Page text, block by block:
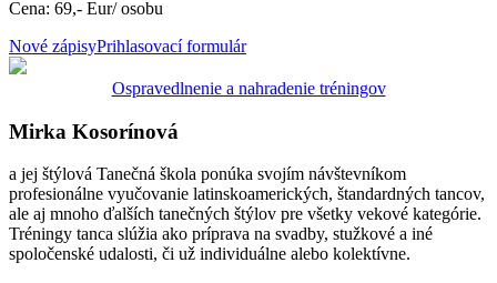
Cena: 69,- Eur/ osobu
Nové zápisyPrihlasovací formulár
Ospravedlnenie a nahradenie tréningov
Mirka Kosorínová
a jej štýlová Tanečná škola ponúka svojím návštevníkom
profesionálne vyučovanie latinskoamerických, štandardných tancov,
ale aj mnoho ďalších tanečných štýlov pre všetky vekové kategórie.
Tréningy tanca slúžia ako príprava na svadby, stužkové a iné
spoločenské udalosti, či už individuálne alebo kolektívne.